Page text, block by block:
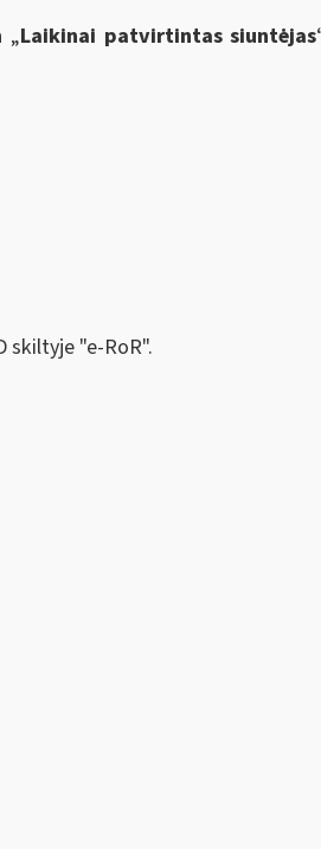
„Laikinai patvirtintas siuntėjas
skiltyje "e-RoR".